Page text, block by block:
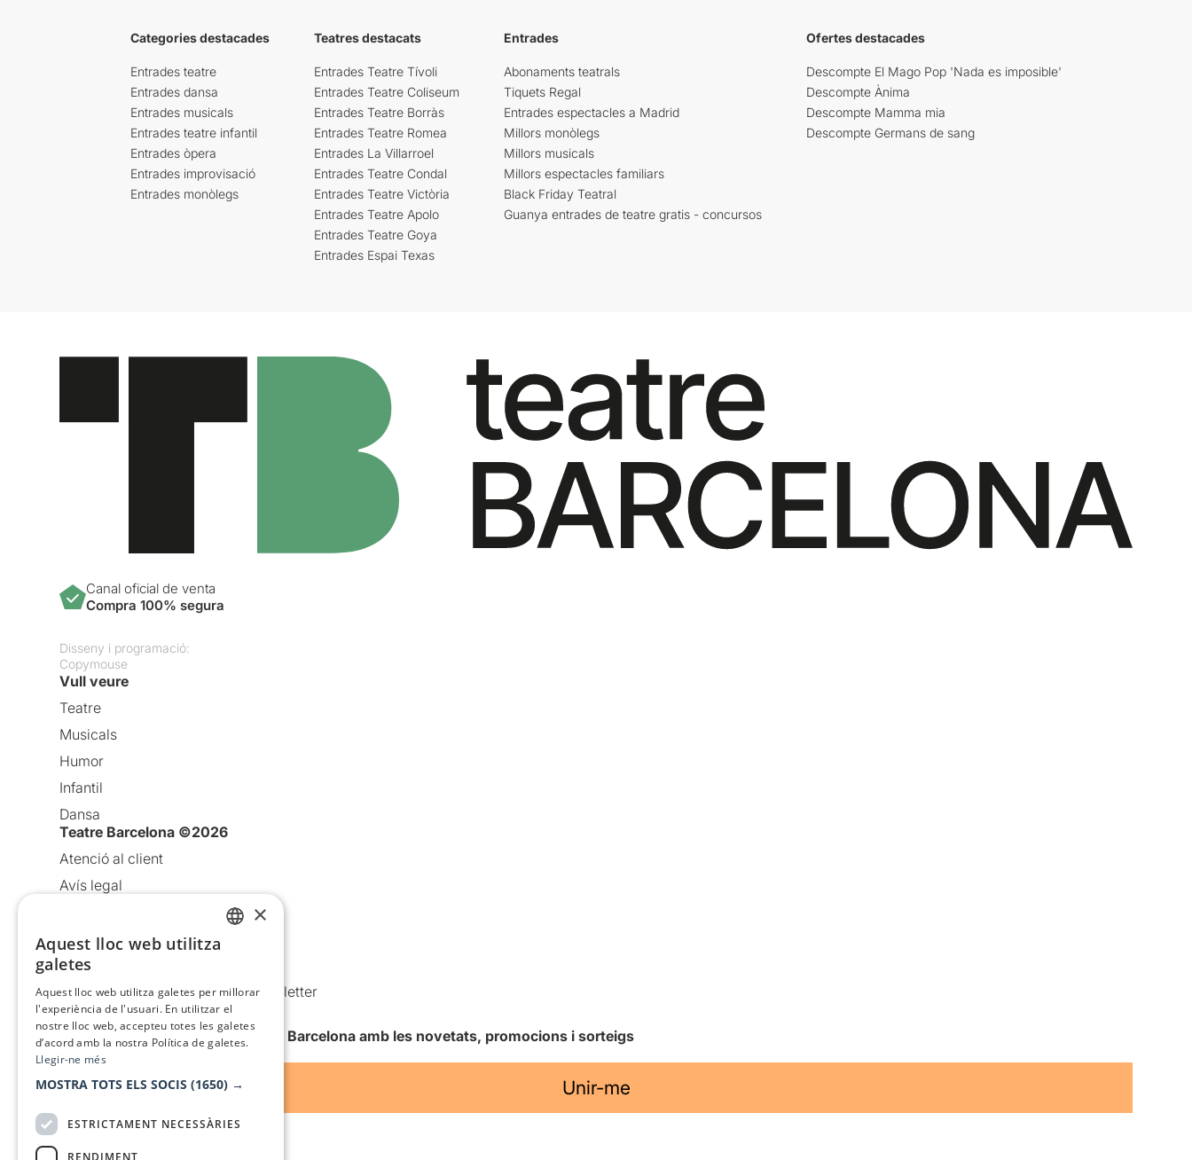
Categories destacades
Entrades teatre
Entrades dansa
Entrades musicals
Entrades teatre infantil
Entrades òpera
Entrades improvisació
Entrades monòlegs
Teatres destacats
Entrades Teatre Tívoli
Entrades Teatre Coliseum
Entrades Teatre Borràs
Entrades Teatre Romea
Entrades La Villarroel
Entrades Teatre Condal
Entrades Teatre Victòria
Entrades Teatre Apolo
Entrades Teatre Goya
Entrades Espai Texas
Entrades
Abonaments teatrals
Tiquets Regal
Entrades espectacles a Madrid
Millors monòlegs
Millors musicals
Millors espectacles familiars
Black Friday Teatral
Guanya entrades de teatre gratis - concursos
Ofertes destacades
Descompte El Mago Pop 'Nada es imposible'
Descompte Ànima
Descompte Mamma mia
Descompte Germans de sang
Canal oficial de venta
Compra 100% segura
Disseny i programació:
Copymouse
Vull veure
Teatre
Musicals
Humor
Infantil
Dansa
Teatre Barcelona ©2026
Atenció al client
Avís legal
Política de cookies
Condicions d’ús
Comunicacions comercials i Newsletter
Anuncia’t
Vull rebre la newsletter de Teatre Barcelona amb les novetats, promocions i sorteigs
Unir-me
×
Aquest lloc web utilitza
galetes
Aquest lloc web utilitza galetes per millorar
l'experiència de l'usuari. En utilitzar el
nostre lloc web, accepteu totes les galetes
d’acord amb la nostra Política de galetes.
Llegir-ne més
MOSTRA TOTS ELS SOCIS (1650) →
ESTRICTAMENT NECESSÀRIES
RENDIMENT